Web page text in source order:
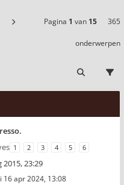
Pagina 1 van 15 365
onderwerpen
1 2 3 4 5 6
2015, 23:29
16 apr 2024, 13:08